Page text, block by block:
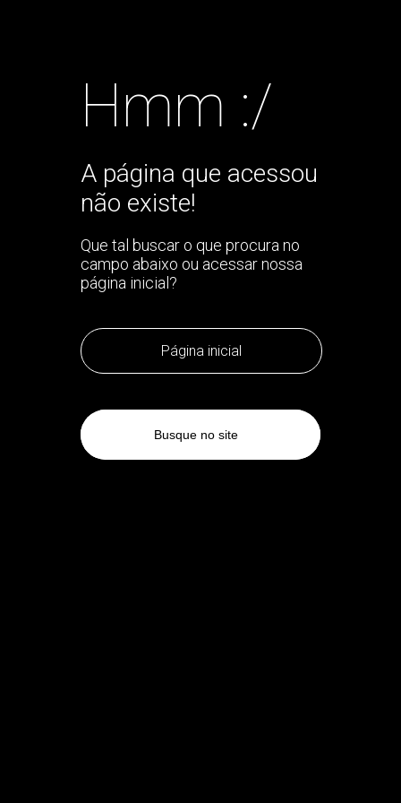
Hmm :/
A página que acessou
não existe!
Que tal buscar o que procura no
campo abaixo ou acessar nossa
página inicial?
Página inicial